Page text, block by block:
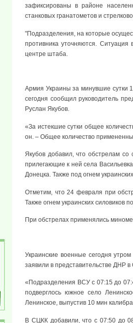
зафиксированы в районе
станковых гранатометов и
"Подразделения, на которые
противника уточняются.
центре штаба.
Армия Украины за минувшие сутки
сегодня сообщил руководитель
Руслан Якубов.
«За истекшие сутки общее
он. – Общее количество
Якубов добавил, что обстрелам
прилегающие к ней села
Донецка. Также под огнем
Отметим, что 24 февраля при
Также огнем украинских силовиков
При обстрелах применялись
Украинские военные сегодня
заявили в представительстве ДНР
«Подразделения ВСУ с 07:15 до
подверглось южное село
Ленинское, выпустив 10 мин
В СЦКК добавили, что с 07:50 до